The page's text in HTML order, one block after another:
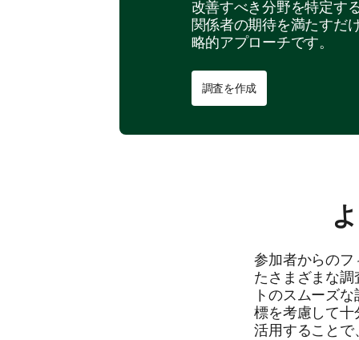
改善すべき分野を特定す
関係者の期待を満たすだ
略的アプローチです。
調査を作成
参加者からの
たさまざまな
トのスムーズ
標を考慮して十
活用することで